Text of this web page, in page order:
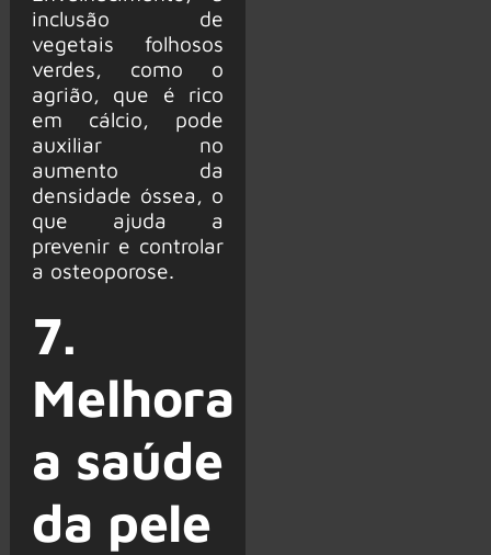
inclusão de
vegetais folhosos
verdes, como o
agrião, que é rico
em cálcio, pode
auxiliar no
aumento da
densidade óssea, o
que ajuda a
prevenir e controlar
a osteoporose.
7.
Melhora
a saúde
da pele